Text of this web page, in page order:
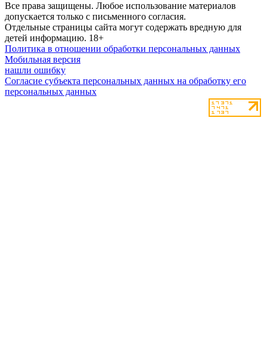
Все права защищены. Любое использование материалов
допускается только с письменного согласия.
Отдельные страницы сайта могут содержать вредную для
детей информацию. 18+
Политика в отношении обработки персональных данных
Мобильная версия
нашли ошибку
Согласие субъекта персональных данных на обработку его
персональных данных